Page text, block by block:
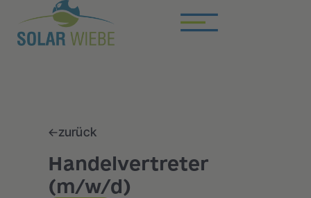
zurück
Handelvertreter
(m/w/d)